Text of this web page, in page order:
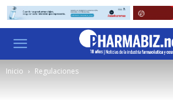
Inicio Regulaciones